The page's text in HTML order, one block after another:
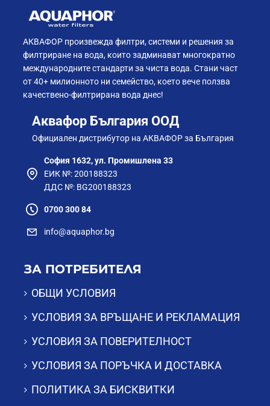
АКВАФОР произвежда филтри, системи и решения за
филтриране на вода, които задминават многократно
международните стандарти за чиста вода. Стани част
от 40+ милионното ни семейство, което вече ползва
качествено-филтрирана вода днес!
Аквафор България ООД
Официален дистрибутор на АКВАФОР за България
София 1632, ул. Промишлена 33
ЕИК №: 200188323
ДДС №: BG200188323
0700 300 84
info@aquaphor.bg
ЗА ПОТРЕБИТЕЛЯ
ОБЩИ УСЛОВИЯ
УСЛОВИЯ ЗА ВРЪЩАНЕ И РЕКЛАМАЦИЯ
УСЛОВИЯ ЗА ПОВЕРИТЕЛНОСТ
УСЛОВИЯ ЗА ПОРЪЧКА И ДОСТАВКА
ПОЛИТИКА ЗА БИСКВИТКИ